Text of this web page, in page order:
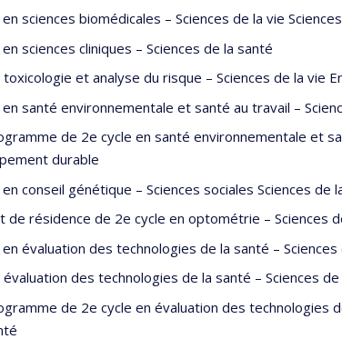
sciences biomédicales – Sciences de la vie
sciences cliniques – Sciences de la santé
toxicologie et analyse du risque – Sciences de la vie
santé environnementale et santé au travail –
de 2e cycle en santé environnementale et
durable
conseil génétique – Sciences sociales Sciences de
de résidence de 2e cycle en optométrie – Sciences
évaluation des technologies de la santé –
évaluation des technologies de la santé – Sciences
de 2e cycle en évaluation des technologies